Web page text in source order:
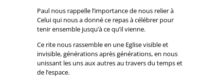
Paul nous rappelle l’importance de nous relier à
Celui qui nous a donné ce repas à célébrer pour
tenir ensemble jusqu’à ce qu’il vienne.
Ce rite nous rassemble en une Eglise visible et
invisible, générations après générations, en nous
unissant les uns aux autres au travers du temps et
de l’espace.